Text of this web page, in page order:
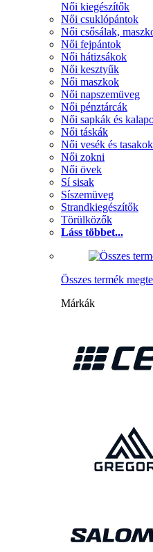
Női kiegészítők
Női csuklópántok
Női csősálak,
Női fejpántok
Női hátizsákok
Női kesztyűk
Női maszkok
Női napszemüveg
Női pénztárcák
Női sapkák és
Női táskák
Női vesék és tasakok
Női zokni
Női övek
Sí sisak
Síszemüveg
Strandkiegészítők
Törülközők
Láss többet...
Összes termék
Márkák